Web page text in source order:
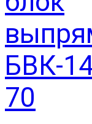
БВК-
70